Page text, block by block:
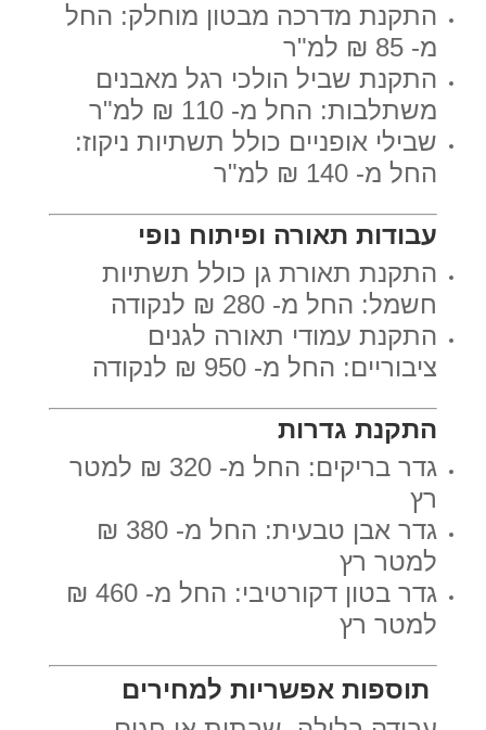
התקנת מדרכה מבטון מוחלק: החל
מ- 85 ₪ למ"ר
התקנת שביל הולכי רגל מאבנים
משתלבות: החל מ- 110 ₪ למ"ר
שבילי אופניים כולל תשתיות ניקוז:
החל מ- 140 ₪ למ"ר
עבודות תאורה ופיתוח נופי
התקנת תאורת גן כולל תשתיות
חשמל: החל מ- 280 ₪ לנקודה
התקנת עמודי תאורה לגנים
ציבוריים: החל מ- 950 ₪ לנקודה
התקנת גדרות
גדר בריקים: החל מ- 320 ₪ למטר
רץ
גדר אבן טבעית: החל מ- 380 ₪
למטר רץ
גדר בטון דקורטיבי: החל מ- 460 ₪
למטר רץ
תוספות אפשריות למחירים